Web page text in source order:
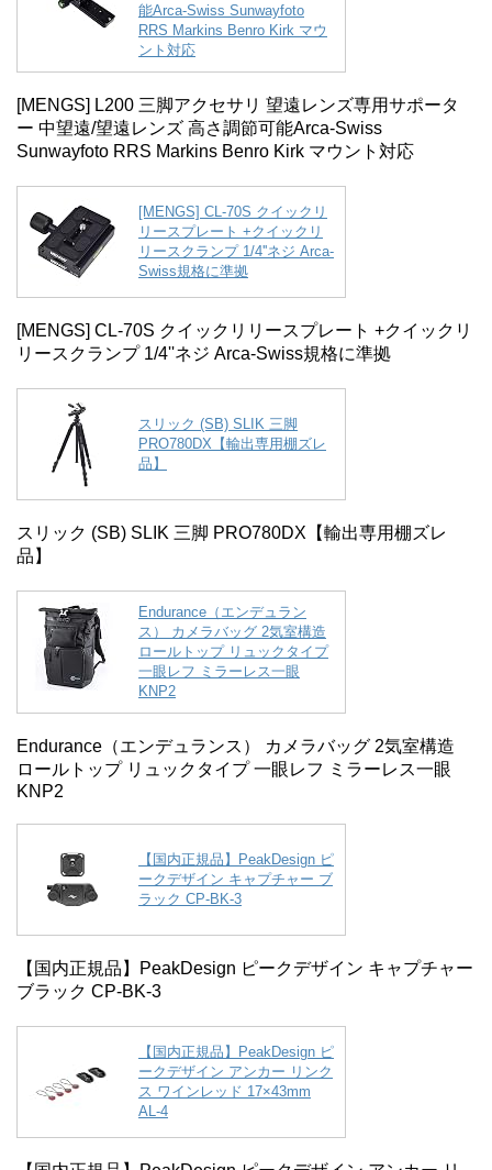
能Arca-Swiss Sunwayfoto
RRS Markins Benro Kirk マウ
ント対応
[MENGS] L200 三脚アクセサリ 望遠レンズ専用サポータ
ー 中望遠/望遠レンズ 高さ調節可能Arca-Swiss
Sunwayfoto RRS Markins Benro Kirk マウント対応
[MENGS] CL-70S クイックリ
リースプレート +クイックリ
リースクランプ 1/4''ネジ Arca-
Swiss規格に準拠
[MENGS] CL-70S クイックリリースプレート +クイックリ
リースクランプ 1/4''ネジ Arca-Swiss規格に準拠
スリック (SB) SLIK 三脚
PRO780DX【輸出専用棚ズレ
品】
スリック (SB) SLIK 三脚 PRO780DX【輸出専用棚ズレ
品】
Endurance（エンデュラン
ス） カメラバッグ 2気室構造
ロールトップ リュックタイプ
一眼レフ ミラーレス一眼
KNP2
Endurance（エンデュランス） カメラバッグ 2気室構造
ロールトップ リュックタイプ 一眼レフ ミラーレス一眼
KNP2
【国内正規品】PeakDesign ピ
ークデザイン キャプチャー ブ
ラック CP-BK-3
【国内正規品】PeakDesign ピークデザイン キャプチャー
ブラック CP-BK-3
【国内正規品】PeakDesign ピ
ークデザイン アンカー リンク
ス ワインレッド 17×43mm
AL-4